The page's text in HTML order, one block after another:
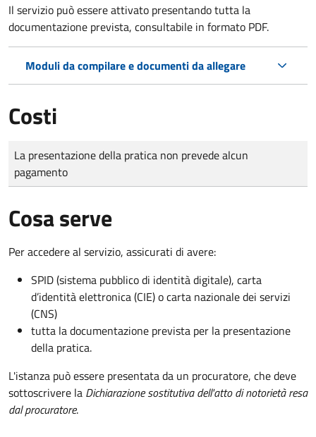
Il servizio può essere attivato presentando tutta la
documentazione prevista, consultabile in formato PDF.
Moduli da compilare e documenti da allegare
Costi
Tipo di pagamento
Importo
La presentazione della pratica non prevede alcun
pagamento
Cosa serve
Per accedere al servizio, assicurati di avere:
SPID (sistema pubblico di identità digitale), carta
d’identità elettronica (CIE) o carta nazionale dei servizi
(CNS)
tutta la documentazione prevista per la presentazione
della pratica.
L'istanza può essere presentata da un procuratore, che deve
sottoscrivere la Dichiarazione sostitutiva dell'atto di notorietà resa
dal procuratore.